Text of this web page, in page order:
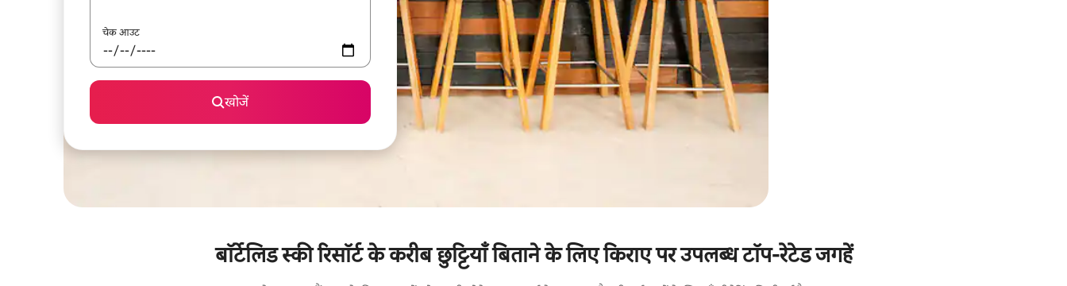
चेक आउट
खोजें
बॉर्टेलिड स्की रिसॉर्ट के करीब छुट्टियाँ बिताने के लिए किराए पर उपलब्ध टॉप-रेटेड जगहें